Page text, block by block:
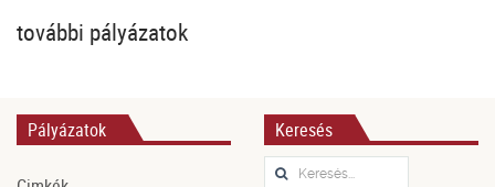
további pályázatok
Pályázatok Keresés
Keresés...